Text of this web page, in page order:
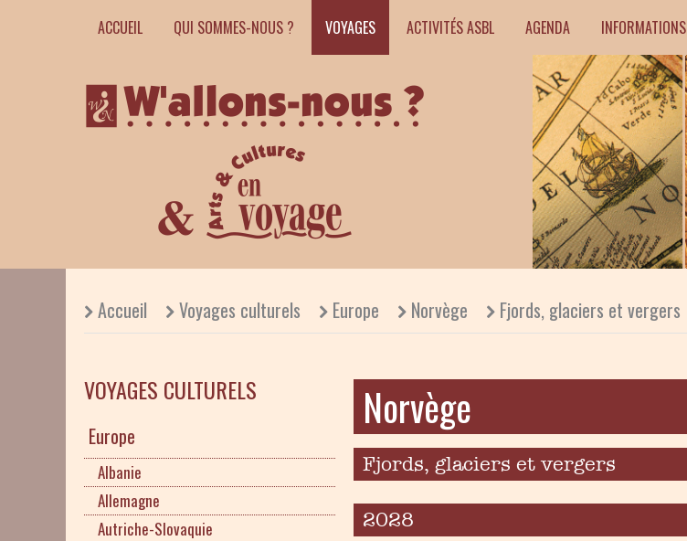
ACCUEIL QUI SOMMES-NOUS ? VOYAGES ACTIVITÉS ASBL AGENDA INFORMATIONS
Accueil Voyages culturels Europe Norvège Fjords, glaciers et vergers
VOYAGES CULTURELS
Europe
Albanie
Allemagne
Autriche-Slovaquie
Norvège
Fjords, glaciers et vergers
2028